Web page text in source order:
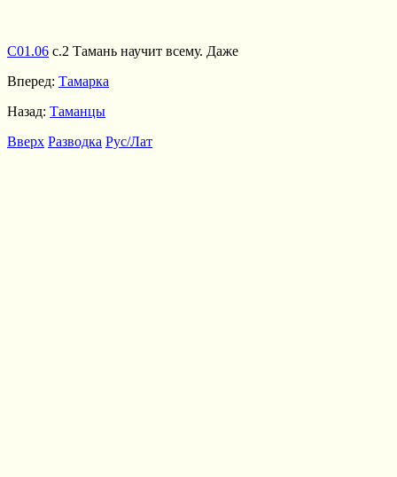
С01.06 с.2 Тамань научит всему. Даже
Вперед: Тамарка
Назад: Таманцы
Вверх Разводка Рус/Лат